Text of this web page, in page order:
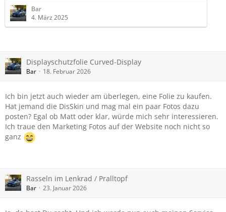
habe ich die Leiste ran gehalten und mir die
gewünschte Position gesucht. Eine gute Orientierung
für mich war die Stelle, wo die Türdichtung überlappt,
Bar
4. März 2025
Displayschutzfolie Curved-Display
Bar 18. Februar 2026
Ich bin jetzt auch wieder am überlegen, eine Folie zu kaufen.
Hat jemand die DisSkin und mag mal ein paar Fotos dazu
posten? Egal ob Matt oder klar, würde mich sehr interessieren.
Ich traue den Marketing Fotos auf der Website noch nicht so
ganz
Rasseln im Lenkrad / Pralltopf
Bar 23. Januar 2026